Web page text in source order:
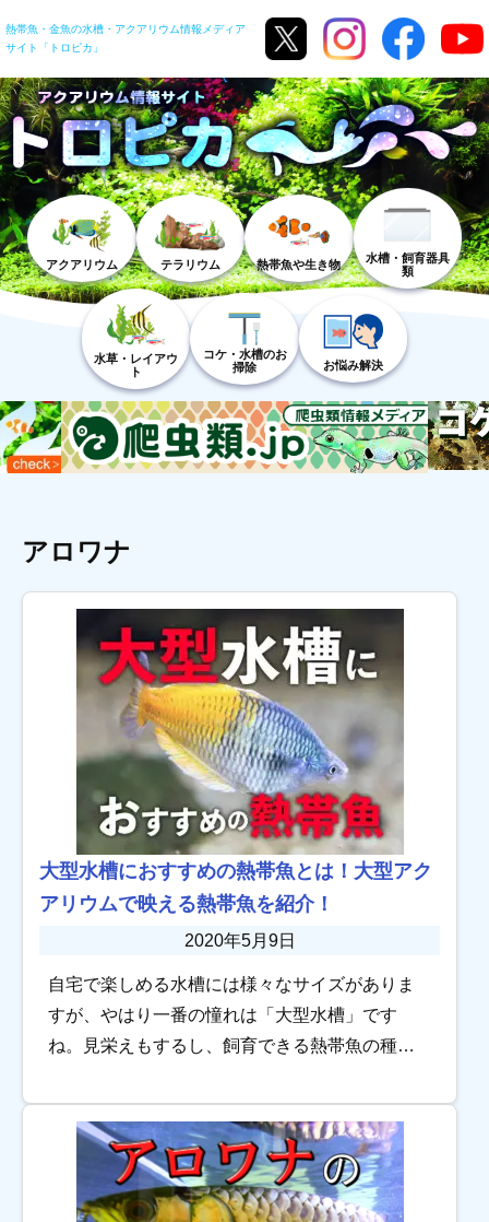
熱帯魚・金魚の水槽・アクアリウム情報メディア
サイト「トロピカ」
アクアリウム テラリウム 熱帯魚や生き物
水槽・飼育器具
類
水草・レイアウ
ト
コケ・水槽のお
掃除
お悩み解決
アロワナ
大型水槽におすすめの熱帯魚とは！大型アク
アリウムで映える熱帯魚を紹介！
2020年5月9日
自宅で楽しめる水槽には様々なサイズがありま
すが、やはり一番の憧れは「大型水槽」です
ね。見栄えもするし、飼育できる熱帯魚の種
は、大型水槽におすすめの熱帯魚を紹介しま
す。持ち味、飼 […]